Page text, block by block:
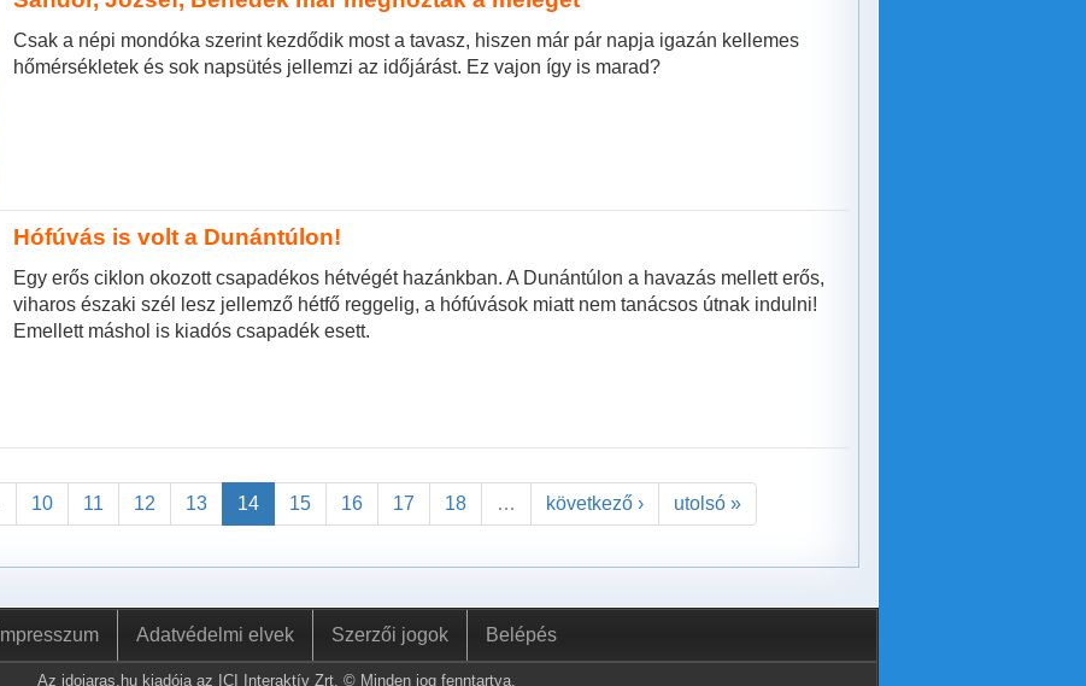
Csak a népi mondóka szerint kezdődik most a tavasz, hiszen már pár napja igazán kellemes
hőmérsékletek és sok napsütés jellemzi az időjárást. Ez vajon így is marad?
Hófúvás is volt a Dunántúlon!
Egy erős ciklon okozott csapadékos hétvégét hazánkban. A Dunántúlon a havazás mellett erős,
viharos északi szél lesz jellemző hétfő reggelig, a hófúvások miatt nem tanácsos útnak indulni!
Emellett máshol is kiadós csapadék esett.
10 11 12 13 14 15 16 17 18 … következő › utolsó »
Impresszum Adatvédelmi elvek Szerzői jogok Belépés
Az idojaras.hu kiadója az ICI Interaktív Zrt. © Minden jog fenntartva.